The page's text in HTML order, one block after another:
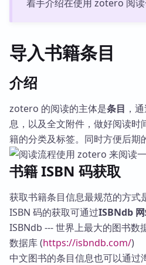
着手介绍在使用 zotero 阅
导入书籍条目
介绍
zotero 的阅读的主体是条目 ，
息，以及全文附件，做好阅读时
籍的分类及标签。同时方便后期
书籍 ISBN 码获取
获取书籍条目信息最规范的方式
ISBN 码的获取可通过ISBNdb
ISBNdb --- 世界上最大的图书数
数据库 (https://isbndb.com/)
中文图书的条目信息也可以通过